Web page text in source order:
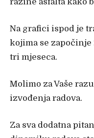
Na grafici ispod je
kojima se započinje
tri mjeseca.
Molimo za Vaše
izvođenja radova.
Za sva dodatna